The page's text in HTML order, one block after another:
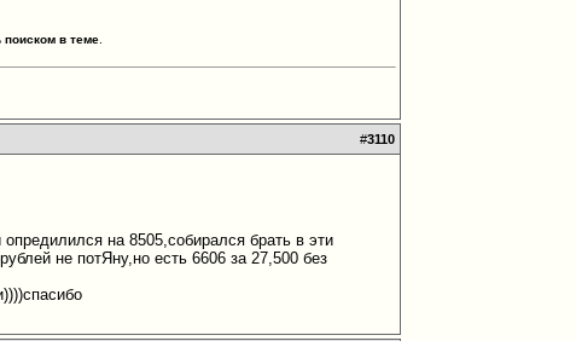
поиском в теме
#3110
на 8505,собирался брать в эти
не потЯну,но есть 6606 за 27,500 без